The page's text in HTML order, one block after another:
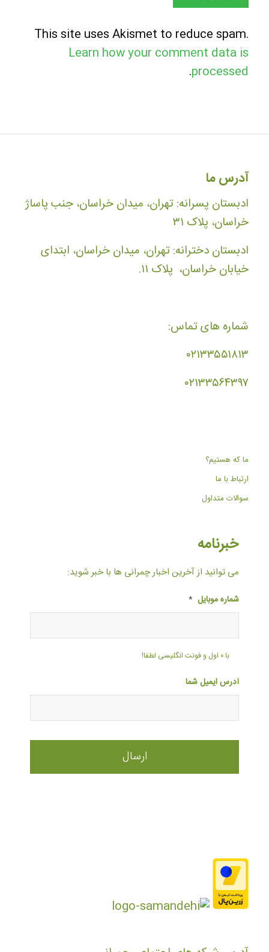
This site uses Akismet to reduce spam.
Learn how your comment data is
processed
.
آدرس ما
ادبستان پسرانه: تهران، میدان خراسان، جنب پاساژ
خراسان، پلاک ۳۱
ادبستان دخترانه: تهران، میدان خراسان، ابتدای
خیابان خراسان، پلاک ۱۱.
شماره های تماس:
۰۲۱۳۳۵۵۱۸۱۳
۰۲۱۳۳۵۶۴۳۹۷
ما که هستیم؟
ارتباط با ما
سوالات متداول
خبرنامه
می توانید از آخرین اخبار چمرانی ها با خبر شوید:
شماره موبایل *
با ۰ اول و فونت انگلیسی لطفا!
آدرس ایمیل شما